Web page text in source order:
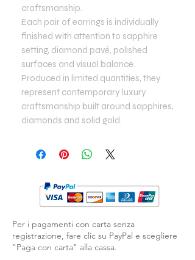
craftsmanship.
Each pair of earrings is individually
finished with attention to sapphire
setting, diamond pavé, polished
surfaces and visual balance.
Produced in limited quantities, they
represent contemporary luxury
craftsmanship built around sapphires,
diamonds and solid gold.
Per i pagamenti con carta senza
registrazione, fare clic su PayPal e scegliere
"Paga con carta" alla cassa.